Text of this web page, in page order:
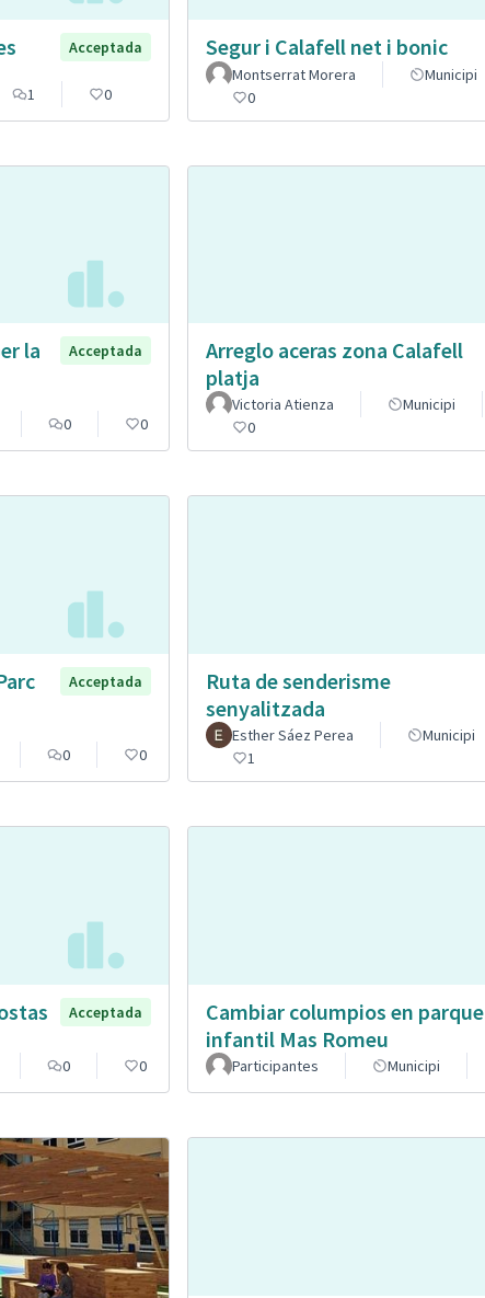
Acceptada
1 0
Segur i Calafell net i bonic
Montserrat Morera
Municipi
0
la
Acceptada
0 0
Arreglo aceras zona Calafell
platja
Victoria Atienza Municipi
0
Acceptada
0 0
Ruta de senderisme
senyalitzada
Esther Sáez Perea Municipi
1
Acceptada
0 0
Cambiar columpios en parque
infantil Mas Romeu
Participantes Municipi